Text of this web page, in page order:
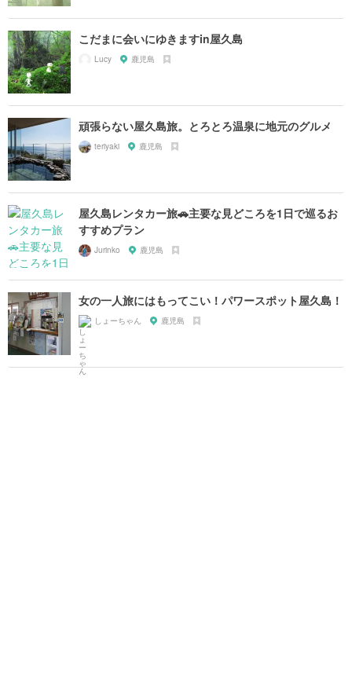
こだまに会いにゆきますin屋久島
Lucy 鹿児島
頑張らない屋久島旅。とろとろ温泉に地元のグルメ
teriyaki 鹿児島
屋久島レンタカー旅🚗主要な見どころを1日で巡るお
すすめプラン
Jurinko 鹿児島
女の一人旅にはもってこい！パワースポット屋久島！
しょーちゃん 鹿児島